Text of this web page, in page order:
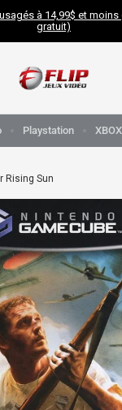
à 14,99$ et
gratuit)
Playstation XBOX
Rising Sun